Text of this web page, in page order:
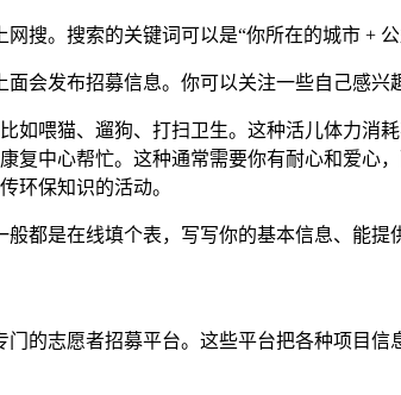
搜。搜索的关键词可以是“你所在的城市 +
会发布招募信息。你可以关注一些自己感兴
如喂猫、遛狗、打扫卫生。这种活儿体力消
复中心帮忙。这种通常需要你有耐心和爱心
环保知识的活动。
都是在线填个表，写写你的基本信息、能提
的志愿者招募平台。这些平台把各种项目信